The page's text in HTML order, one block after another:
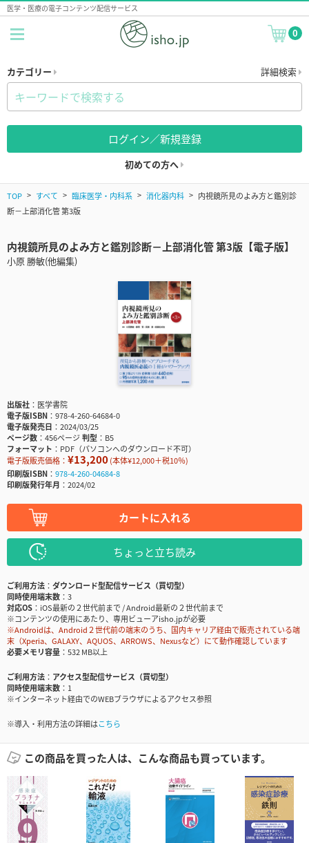
医学・医療の電子コンテンツ配信サービス
0
カテゴリー 詳細検索
ログイン／新規登録
初めての方へ
TOP すべて 臨床医学・内科系 消化器内科
内視鏡所見のよみ方と鑑別診
断－上部消化管 第3版
内視鏡所見のよみ方と鑑別診断－上部消化管 第3版【電子版】
小原 勝敏(他編集)
出版社
医学書院
電子版ISBN
978-4-260-64684-0
電子版発売日
2024/03/25
ページ数
456ページ判型
B5
フォーマット
PDF（パソコンへのダウンロード不可）
電子版販売価格： ¥13,200(本体¥12,000＋税10％)
印刷版ISBN
978-4-260-04684-8
印刷版発行年月
2024/02
カートに入れる
ちょっと立ち読み
ご利用方法
ダウンロード型配信サービス（買切型）
同時使用端末数
3
対応OS
iOS最新の２世代前まで / Android最新の２世代前まで
※コンテンツの使用にあたり、専用ビューアisho.jpが必要
※Androidは、Android２世代前の端末のうち、国内キャリア経由で販売されている端
末（Xperia、GALAXY、AQUOS、ARROWS、Nexusなど）にて動作確認しています
必要メモリ容量
532 MB以上
ご利用方法
アクセス型配信サービス（買切型）
同時使用端末数
1
※インターネット経由でのWEBブラウザによるアクセス参照
※導入・利用方法の詳細はこちら
この商品を買った人は、こんな商品も買っています。